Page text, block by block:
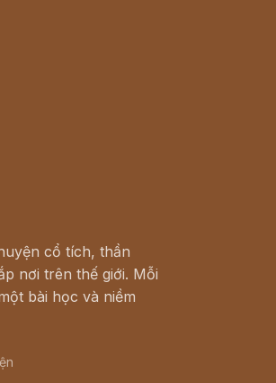
cổ tích, thần
nơi trên thế giới. Mỗi
bài học và niềm